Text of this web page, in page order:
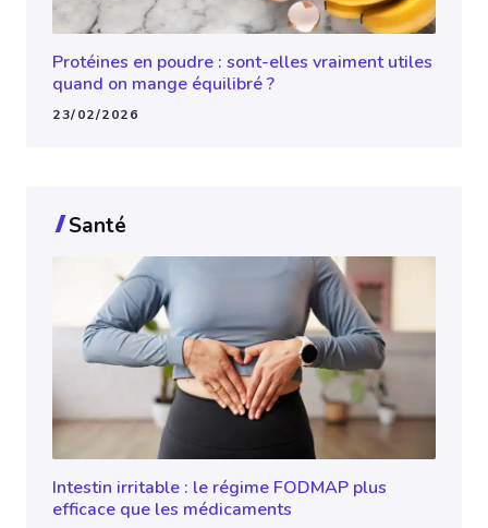
Protéines en poudre : sont-elles vraiment utiles
quand on mange équilibré ?
23/02/2026
Santé
Intestin irritable : le régime FODMAP plus
efficace que les médicaments